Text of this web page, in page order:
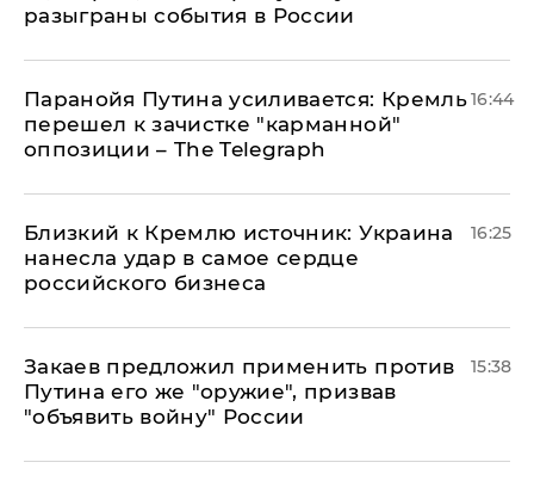
разыграны события в России
Паранойя Путина усиливается: Кремль
перешел к зачистке "карманной"
оппозиции – The Telegraph
16:44
Близкий к Кремлю источник: Украина
нанесла удар в самое сердце
российского бизнеса
16:25
Закаев предложил применить против
Путина его же "оружие", призвав
"объявить войну" России
15:38